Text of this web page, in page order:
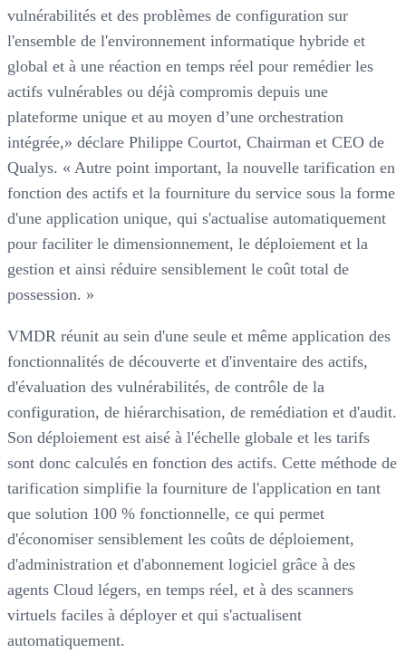
vulnérabilités et des problèmes de configuration sur
l'ensemble de l'environnement informatique hybride et
global et à une réaction en temps réel pour remédier les
actifs vulnérables ou déjà compromis depuis une
plateforme unique et au moyen d’une orchestration
intégrée,» déclare Philippe Courtot, Chairman et CEO de
Qualys. « Autre point important, la nouvelle tarification en
fonction des actifs et la fourniture du service sous la forme
d'une application unique, qui s'actualise automatiquement
pour faciliter le dimensionnement, le déploiement et la
gestion et ainsi réduire sensiblement le coût total de
possession. »
VMDR réunit au sein d'une seule et même application des
fonctionnalités de découverte et d'inventaire des actifs,
d'évaluation des vulnérabilités, de contrôle de la
configuration, de hiérarchisation, de remédiation et d'audit.
Son déploiement est aisé à l'échelle globale et les tarifs
sont donc calculés en fonction des actifs. Cette méthode de
tarification simplifie la fourniture de l'application en tant
que solution 100 % fonctionnelle, ce qui permet
d'économiser sensiblement les coûts de déploiement,
d'administration et d'abonnement logiciel grâce à des
agents Cloud légers, en temps réel, et à des scanners
virtuels faciles à déployer et qui s'actualisent
automatiquement.